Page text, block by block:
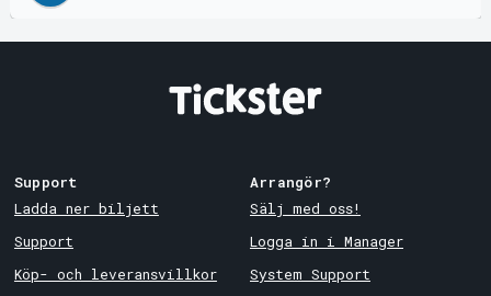
Support
Ladda ner biljett
Support
Köp- och leveransvillkor
Arrangör?
Sälj med oss!
Logga in i Manager
System Support